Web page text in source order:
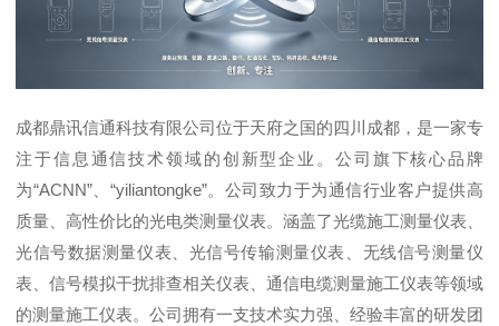
成都鼎讯信通科技有限公司位于天府之国的四川成都，是一家专
注于信息通信技术领域的创新型企业。公司旗下核心品牌
为“ACNN”、“yiliantongke”。公司致力于为通信行业客户提供高
质量、高性价比的光电类测量仪表。涵盖了光缆施工测量仪表、
光信号数据测量仪表、光信号传输测量仪表、无线信号测量仪
表、信号模拟干扰排查相关仪表、通信电缆测量施工仪表等领域
的测量施工仪表。公司拥有一支技术实力强、经验丰富的研发团